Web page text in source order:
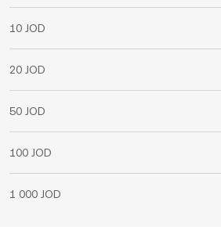
10 JOD
20 JOD
50 JOD
100 JOD
1 000 JOD